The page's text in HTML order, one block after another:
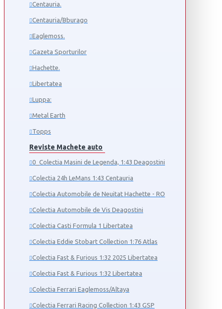
Centauria.
Centauria/Bburago
Eaglemoss.
Gazeta Sporturilor
Hachette.
Libertatea
Luppa:
Metal Earth
Topps
Reviste Machete auto
0_Colectia Masini de Legenda, 1:43 Deagostini
Colectia 24h LeMans 1:43 Centauria
Colectia Automobile de Neuitat Hachette - RO
Colectia Automobile de Vis Deagostini
Colectia Casti Formula 1 Libertatea
Colectia Eddie Stobart Collection 1:76 Atlas
Colectia Fast & Furious 1:32 2025 Libertatea
Colectia Fast & Furious 1:32 Libertatea
Colectia Ferrari Eaglemoss/Altaya
Colectia Ferrari Racing Collection 1:43 GSP